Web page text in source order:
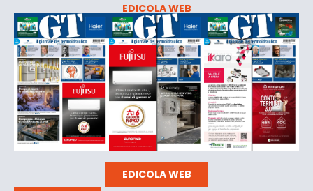
EDICOLA WEB
EDICOLA WEB